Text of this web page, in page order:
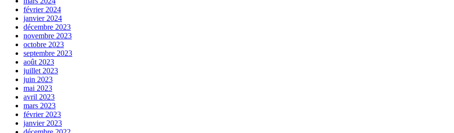
février 2024
janvier 2024
décembre 2023
novembre 2023
octobre 2023
septembre 2023
août 2023
juillet 2023
juin 2023
mai 2023
avril 2023
mars 2023
février 2023
janvier 2023